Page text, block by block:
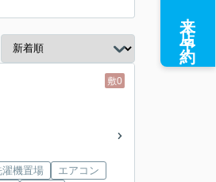
敷0
濯機置場
エアコン
来店予約